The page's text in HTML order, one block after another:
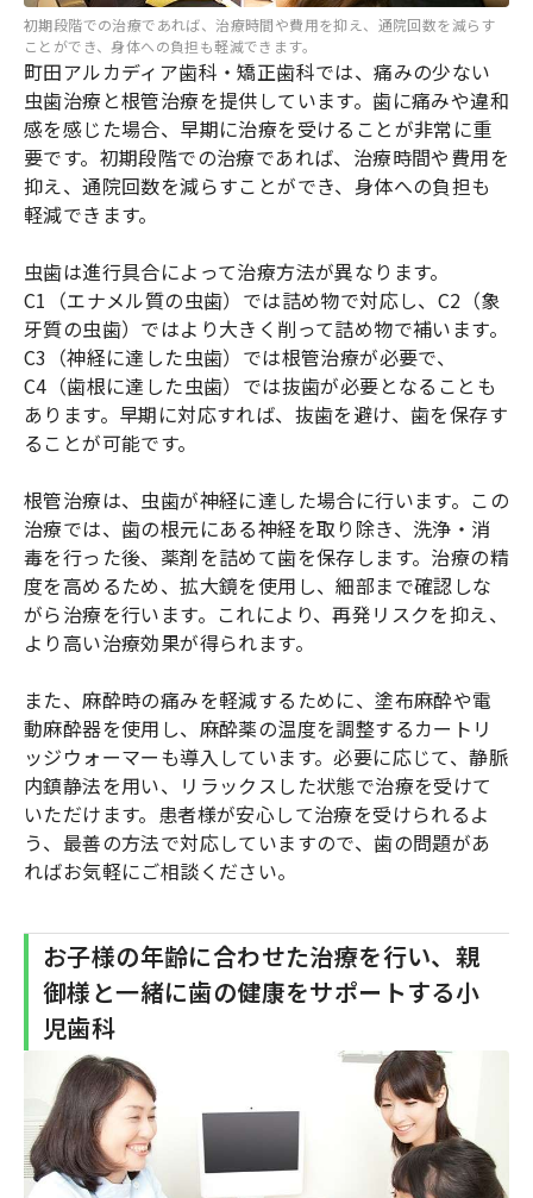
初期段階での治療であれば、治療時間や費用を抑え、通院回数を減らす
ことができ、身体への負担も軽減できます。
町田アルカディア歯科・矯正歯科では、痛みの少ない
虫歯治療と根管治療を提供しています。歯に痛みや違和
感を感じた場合、早期に治療を受けることが非常に重
要です。初期段階での治療であれば、治療時間や費用を
抑え、通院回数を減らすことができ、身体への負担も
軽減できます。
虫歯は進行具合によって治療方法が異なります。
C1（エナメル質の虫歯）では詰め物で対応し、C2（象
牙質の虫歯）ではより大きく削って詰め物で補います。
C3（神経に達した虫歯）では根管治療が必要で、
C4（歯根に達した虫歯）では抜歯が必要となることも
あります。早期に対応すれば、抜歯を避け、歯を保存す
ることが可能です。
根管治療は、虫歯が神経に達した場合に行います。この
治療では、歯の根元にある神経を取り除き、洗浄・消
毒を行った後、薬剤を詰めて歯を保存します。治療の精
度を高めるため、拡大鏡を使用し、細部まで確認しな
がら治療を行います。これにより、再発リスクを抑え、
より高い治療効果が得られます。
また、麻酔時の痛みを軽減するために、塗布麻酔や電
動麻酔器を使用し、麻酔薬の温度を調整するカートリ
ッジウォーマーも導入しています。必要に応じて、静脈
内鎮静法を用い、リラックスした状態で治療を受けて
いただけます。患者様が安心して治療を受けられるよ
う、最善の方法で対応していますので、歯の問題があ
ればお気軽にご相談ください。
お子様の年齢に合わせた治療を行い、親
御様と一緒に歯の健康をサポートする小
児歯科